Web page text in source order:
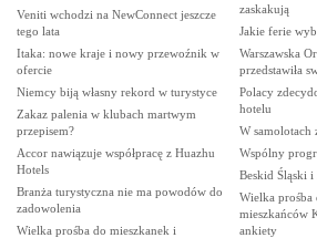
Veniti wchodzi na NewConnect jeszcze
tego lata
Itaka: nowe kraje i nowy przewoźnik w
ofercie
Niemcy biją własny rekord w turystyce
Zakaz palenia w klubach martwym
przepisem?
Accor nawiązuje współpracę z Huazhu
Hotels
Branża turystyczna nie ma powodów do
zadowolenia
Wielka prośba do mieszkanek i
zaskakują
Jakie ferie
Warszawska
przedstawiła
Polacy
hotelu
W samolotach
Wspólny
Beskid Śląski
Wielka prośba
mieszkańców
ankiety